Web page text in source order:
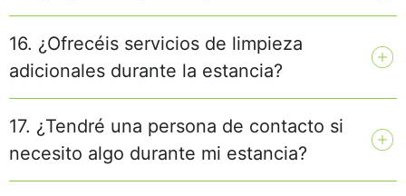
16. ¿Ofrecéis servicios de limpieza
adicionales durante la estancia?
17. ¿Tendré una persona de contacto si
necesito algo durante mi estancia?